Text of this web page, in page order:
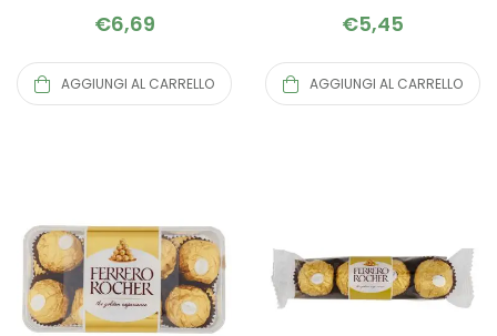
€6,69
AGGIUNGI AL CARRELLO
€5,45
AGGIUNGI AL CARRELLO